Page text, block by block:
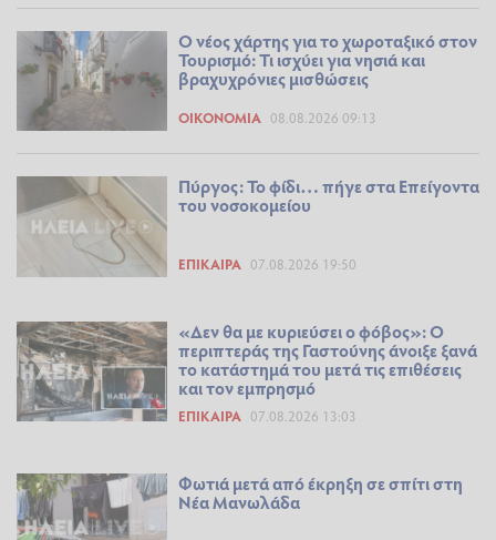
Ο νέος χάρτης για το χωροταξικό στον
Τουρισμό: Τι ισχύει για νησιά και
βραχυχρόνιες μισθώσεις
ΟΙΚΟΝΟΜΊΑ 08.08.2026 09:13
Πύργος: Το φίδι… πήγε στα Επείγοντα
του νοσοκομείου
ΕΠΊΚΑΙΡΑ 07.08.2026 19:50
«Δεν θα με κυριεύσει ο φόβος»: Ο
περιπτεράς της Γαστούνης άνοιξε ξανά
το κατάστημά του μετά τις επιθέσεις
και τον εμπρησμό
ΕΠΊΚΑΙΡΑ 07.08.2026 13:03
Φωτιά μετά από έκρηξη σε σπίτι στη
Νέα Μανωλάδα